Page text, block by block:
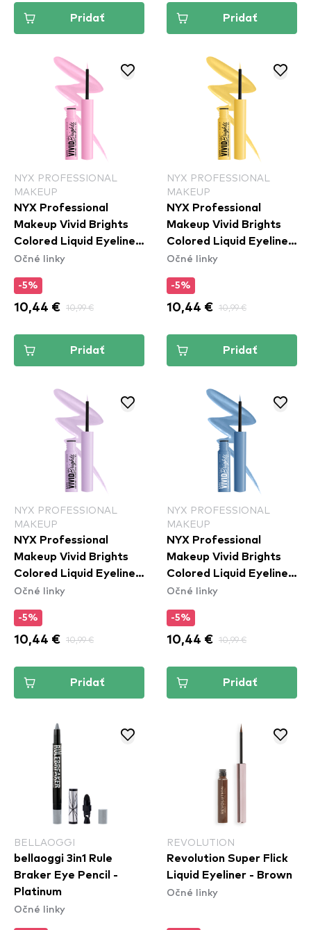
Pridať Pridať
NYX PROFESSIONAL
MAKEUP
NYX Professional
Makeup Vivid Brights
Colored Liquid Eyeliner
- Sneaky Pink (VBLL09)
Očné linky
-5%
10,44 € 10,99 €
Pridať
NYX PROFESSIONAL
MAKEUP
NYX Professional
Makeup Vivid Brights
Colored Liquid Eyeliner
- Had Me At Yellow
Očné linky
-5%
10,44 € 10,99 €
Pridať
NYX PROFESSIONAL
MAKEUP
NYX Professional
Makeup Vivid Brights
Colored Liquid Eyeliner
- Lilac Link (VBLL07)
Očné linky
-5%
10,44 € 10,99 €
Pridať
NYX PROFESSIONAL
MAKEUP
NYX Professional
Makeup Vivid Brights
Colored Liquid Eyeliner
- Cobalt Crush
Očné linky
-5%
10,44 € 10,99 €
Pridať
BELLAOGGI
bellaoggi 3in1 Rule
Braker Eye Pencil -
Platinum
Očné linky
REVOLUTION
Revolution Super Flick
Liquid Eyeliner - Brown
Očné linky